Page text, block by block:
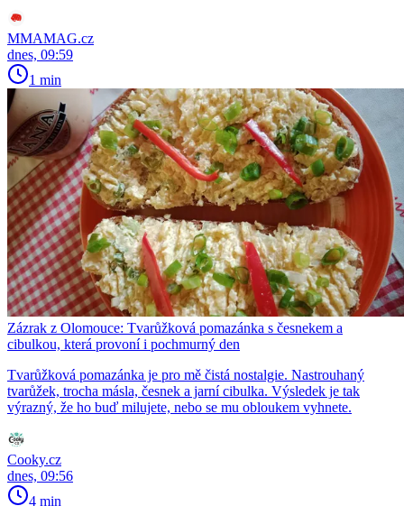
MMAMAG.cz
dnes, 09:59
1 min
Zázrak z Olomouce: Tvarůžková pomazánka s česnekem a
cibulkou, která provoní i pochmurný den
Tvarůžková pomazánka je pro mě čistá nostalgie. Nastrouhaný
tvarůžek, trocha másla, česnek a jarní cibulka. Výsledek je tak
výrazný, že ho buď milujete, nebo se mu obloukem vyhnete.
Cooky.cz
dnes, 09:56
4 min